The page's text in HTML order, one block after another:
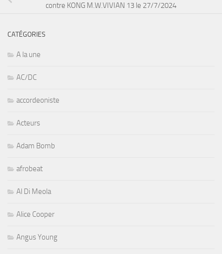
contre KONG M.W.VIVIAN 13 le 27/7/2024
CATÉGORIES
A la une
AC/DC
accordeoniste
Acteurs
Adam Bomb
afrobeat
Al Di Meola
Alice Cooper
Angus Young